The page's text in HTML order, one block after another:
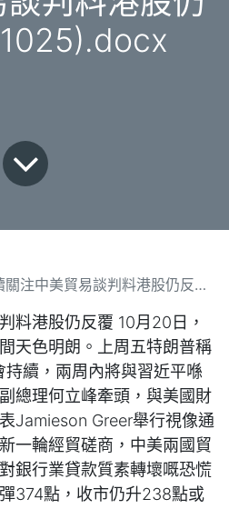
美貿易談判料港股仍反覆(201025).docx
料港股仍反覆 10月20日，
天色明朗。上周五特朗普稱
續，兩周內將與習近平喺
總理何立峰牽頭，與美國財
Jamieson Greer舉行視像通
一輪經貿磋商，中美兩國貿
銀行業貸款質素轉壞嘅恐慌
374點，收市仍升238點或